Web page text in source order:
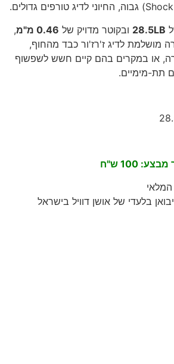
28.5LB ובקוטר מדויק של 0.46 מ"מ
,
מושלמת לדיג ז'רז'ור כבד מהחוף,
או במקרים בהם קיים חשש לשפשוף
תת-מימיים.
100 ש"ח
בלעדי של אושן דוויל בישראל